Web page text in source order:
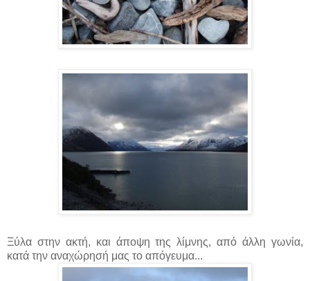
Ξύλα στην ακτή, και άποψη της λίμνης, από άλλη γωνία,
κατά την αναχώρησή μας το απόγευμα...